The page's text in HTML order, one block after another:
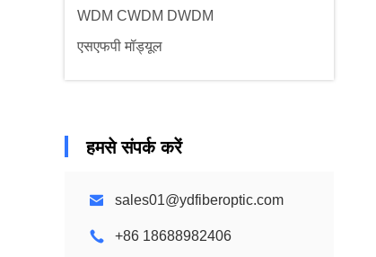
WDM CWDM DWDM
एसएफपी मॉड्यूल
हमसे संपर्क करें
sales01@ydfiberoptic.com
+86 18688982406